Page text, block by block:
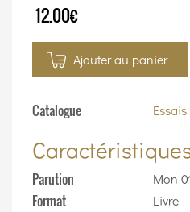
12.00€
Ajouter au panier
Catalogue Essais
Parution Mon
Format Livre